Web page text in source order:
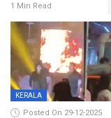
1 Min Read
KERALA
Posted On 29-12-2025